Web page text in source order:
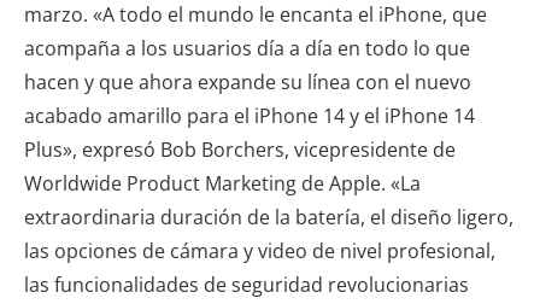
marzo. «A todo el mundo le encanta el iPhone, que
acompaña a los usuarios día a día en todo lo que
hacen y que ahora expande su línea con el nuevo
acabado amarillo para el iPhone 14 y el iPhone 14
Plus», expresó Bob Borchers, vicepresidente de
Worldwide Product Marketing de Apple. «La
extraordinaria duración de la batería, el diseño ligero,
las opciones de cámara y video de nivel profesional,
las funcionalidades de seguridad revolucionarias